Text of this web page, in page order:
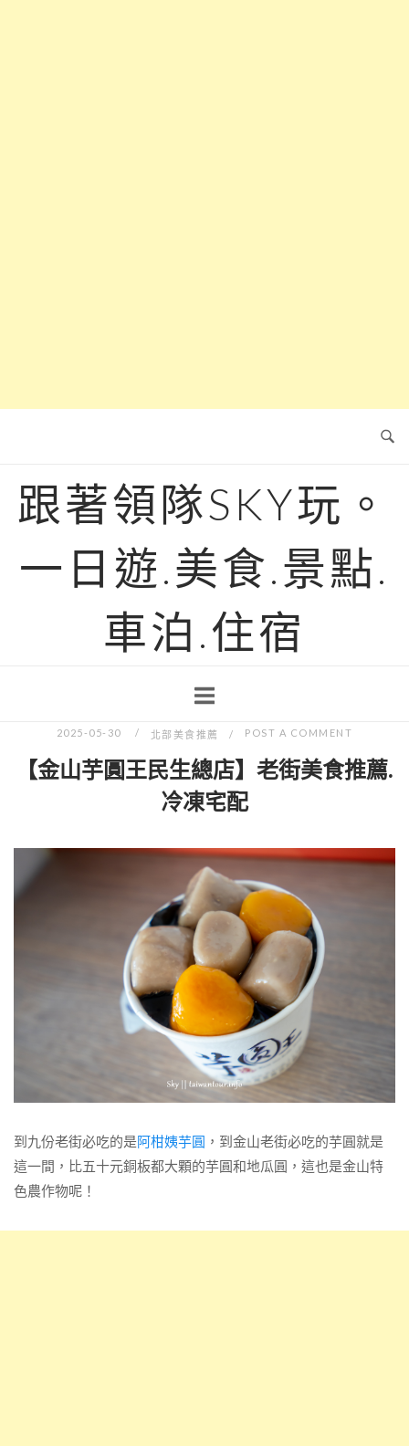
跟著領隊SKY玩。
一日遊.美食.景點.
車泊.住宿
2025-05-30 北部美食推薦 POST A COMMENT
【金山芋圓王民生總店】老街美食推薦.
冷凍宅配
到九份老街必吃的是阿柑姨芋圓 ，到金山老街必吃的芋圓就是
這一間，比五十元銅板都大顆的芋圓和地瓜圓，這也是金山特
色農作物呢！